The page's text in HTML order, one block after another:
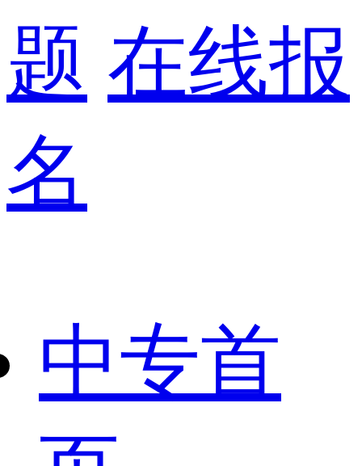
题 在线报
名
中专首